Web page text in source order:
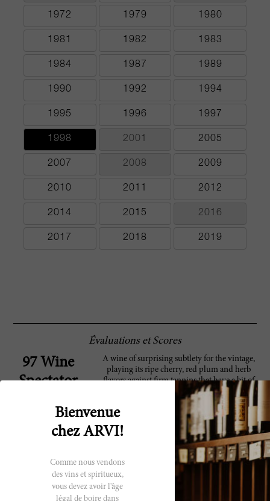
1972 1979 1980
1981 1982 1983
1984 1987 1989
1990 1992 1994
1995 1996 1997
1998 2001 2005
2007 2008 2009
2010 2011 2012
2014 2015 2016
2017 2018 2019
Évaluations et Scores
97 Wine
Spectator
A wine of surprising subtlety for the vintage,
playing its ripe cherry, red plum and herb
flavors against firm tannins that have a bit of
grit to them. But those lively cherry and
raspberry flavors burst through, and there's a
nice hint of green herbs lingering around the
finish, which doesn't subside easily.--
Australian reds blind retrospective. 9,000
cases made. –HS
96 Robert
Parker
Very deep garnet in color, the 1998 Penfolds
Grange has shut itself away into a closed
stage at this time, offering a subdued core of
Bienvenue
chez ARVI!
Comme nous vendons
des vins et spiritueux,
vous devez avoir l'âge
légal de boire dans